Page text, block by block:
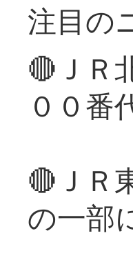
注目の
🔴ＪＲ
００番
🔴ＪＲ
の一部